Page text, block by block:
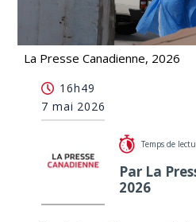
La Presse Canadienne, 2026
conséquences
16h49
7 mai 2026
Temps de
Par La
2026